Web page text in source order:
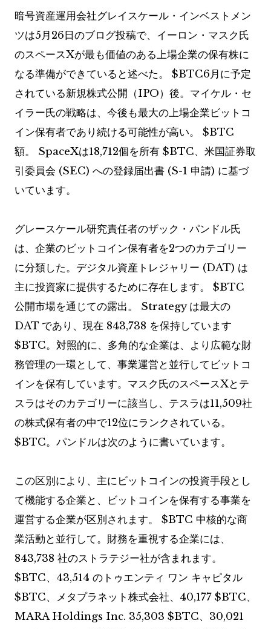
暗号資産運用会社グレイスケール・インベストメン
ツは5月26日のブログ投稿で、イーロン・マスク氏
のスペースXが最も価値のある上場企業の保有株に
なる準備ができていると述べた。 $BTC6月に予定
されている新規株式公開（IPO）後。マイケル・セ
イラー氏の戦略は、今後も最大の上場企業ビットコ
イン保有者であり続ける可能性が高い。 $BTC
額。 SpaceXは18,712個を所有 $BTC、米国証券取
引委員会 (SEC) への登録届出書 (S-1 申請) に基づ
いています。
グレースケール研究責任者のザック・パンドル氏
は、企業のビットコイン保有者を2つのカテゴリー
に分類した。デジタル資産トレジャリー (DAT) は
主に投資家に提供するために存在します。 $BTC
公開市場を通じての露出。 Strategy は最大の
DAT であり、現在 843,738 を保持しています
$BTC。対照的に、多角的な企業は、より広範な財
務管理の一環として、事業運営と並行してビットコ
インを保有しています。マスク氏のスペースXとテ
スラはそのカテゴリーに該当し、テスラは11,509社
の株式保有者の中で12位にランクされている。
$BTC。パンドルは次のように書いています。
この区別により、主にビットコインの投資手段とし
て機能する企業と、ビットコインを保有する事業を
運営する企業が区別されます。 $BTC 中核的な商
業活動と並行して。財務を重視する企業には、
843,738 社のストラテジー社が含まれます。
$BTC、43,514 のトゥエンティ ワン キャピタル
$BTC、メタプラネット株式会社、40,177 $BTC、
MARA Holdings Inc. 35,303 $BTC、30,021